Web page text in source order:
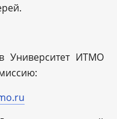
Университет ИТМО